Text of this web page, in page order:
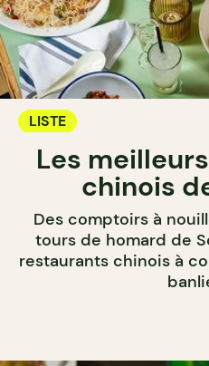
LISTE
Les
chinois
Des comptoirs à
tours de homard de
restaurants chinois à